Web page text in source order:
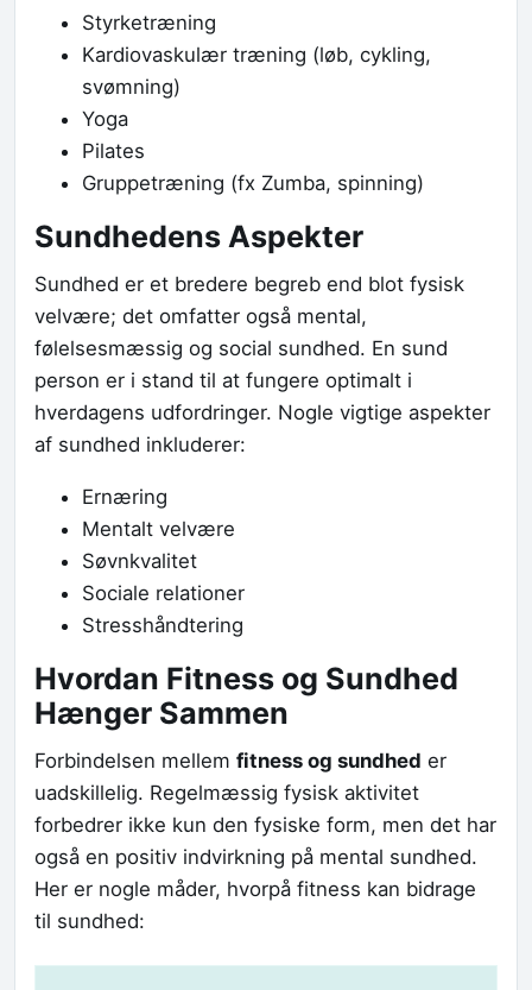
Styrketræning
Kardiovaskulær træning (løb, cykling,
svømning)
Yoga
Pilates
Gruppetræning (fx Zumba, spinning)
Sundhedens Aspekter
Sundhed er et bredere begreb end blot fysisk
velvære; det omfatter også mental,
følelsesmæssig og social sundhed. En sund
person er i stand til at fungere optimalt i
hverdagens udfordringer. Nogle vigtige aspekter
af sundhed inkluderer:
Ernæring
Mentalt velvære
Søvnkvalitet
Sociale relationer
Stresshåndtering
Hvordan Fitness og Sundhed
Hænger Sammen
Forbindelsen mellem fitness og sundhed er
uadskillelig. Regelmæssig fysisk aktivitet
forbedrer ikke kun den fysiske form, men det har
også en positiv indvirkning på mental sundhed.
Her er nogle måder, hvorpå fitness kan bidrage
til sundhed: